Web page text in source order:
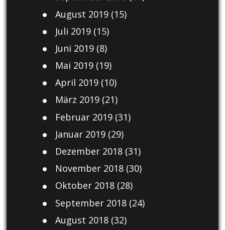
August 2019(15)
Juli 2019(15)
Juni 2019(8)
Mai 2019(19)
April 2019(10)
März 2019(21)
Februar 2019(31)
Januar 2019(29)
Dezember 2018(31)
November 2018(30)
Oktober 2018(28)
September 2018(24)
August 2018(32)